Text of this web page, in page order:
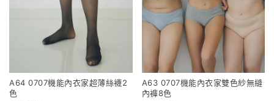
A64 0707機能內衣家超薄絲襪2
色
A63 0707機能內衣家雙色紗無縫
內褲8色